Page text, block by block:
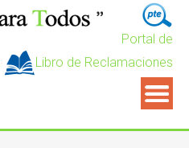
Portal de
Libro de Reclamaciones